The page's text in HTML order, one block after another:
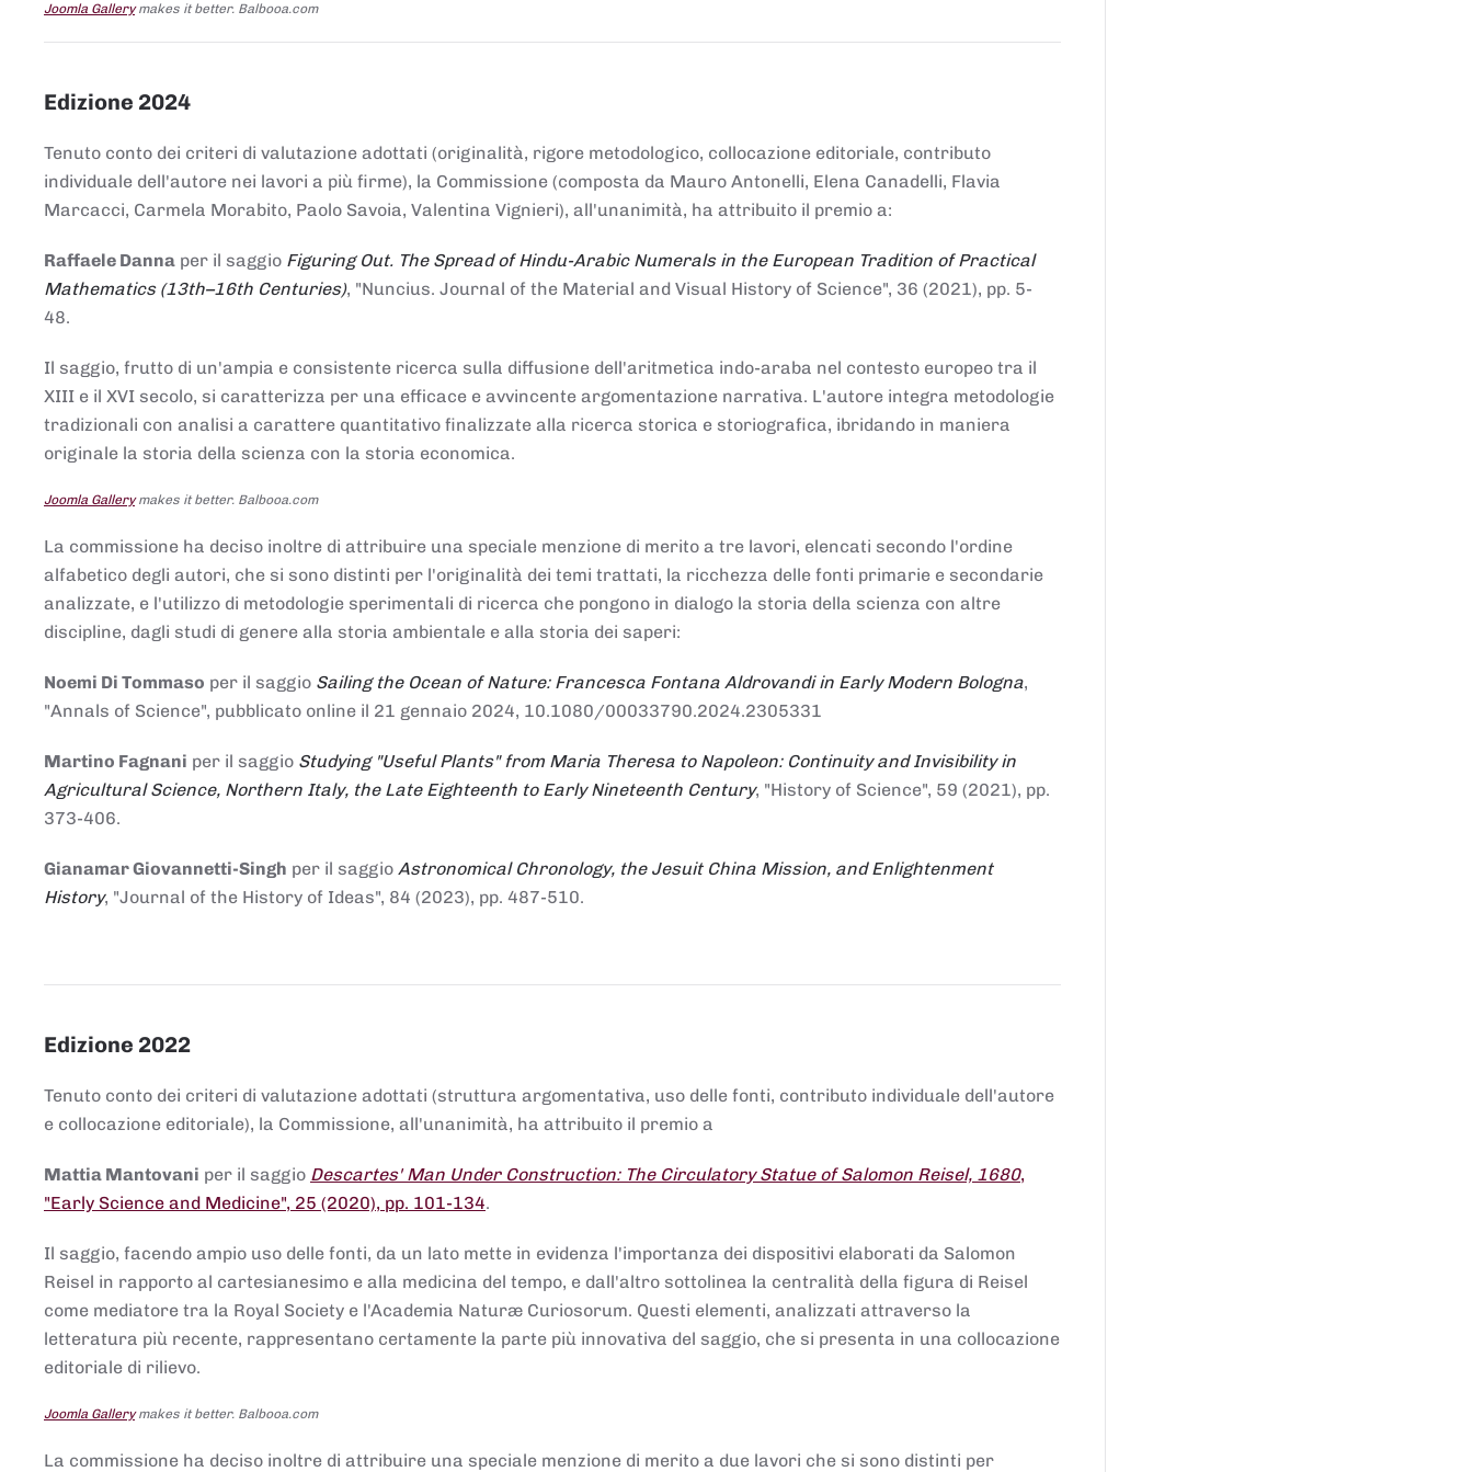
Joomla Gallerymakes it better. Balbooa.com
Edizione 2024
Tenuto conto dei criteri di valutazione adottati (originalità, rigore metodologico, collocazione editoriale, contributo
individuale dell'autore nei lavori a più firme), la Commissione (composta da Mauro Antonelli, Elena Canadelli, Flavia
Marcacci, Carmela Morabito, Paolo Savoia, Valentina Vignieri), all'unanimità, ha attribuito il premio a:
Raffaele Danna per il saggio Figuring Out. The Spread of Hindu-Arabic Numerals in the European Tradition of Practical
Mathematics (13th–16th Centuries), "Nuncius. Journal of the Material and Visual History of Science", 36 (2021), pp. 5-
48.
Il saggio, frutto di un'ampia e consistente ricerca sulla diffusione dell'aritmetica indo-araba nel contesto europeo tra il
XIII e il XVI secolo, si caratterizza per una efficace e avvincente argomentazione narrativa. L'autore integra metodologie
tradizionali con analisi a carattere quantitativo finalizzate alla ricerca storica e storiografica, ibridando in maniera
originale la storia della scienza con la storia economica.
Joomla Gallerymakes it better. Balbooa.com
La commissione ha deciso inoltre di attribuire una speciale menzione di merito a tre lavori, elencati secondo l'ordine
alfabetico degli autori, che si sono distinti per l'originalità dei temi trattati, la ricchezza delle fonti primarie e secondarie
analizzate, e l'utilizzo di metodologie sperimentali di ricerca che pongono in dialogo la storia della scienza con altre
discipline, dagli studi di genere alla storia ambientale e alla storia dei saperi:
Noemi Di Tommaso per il saggio Sailing the Ocean of Nature: Francesca Fontana Aldrovandi in Early Modern Bologna,
"Annals of Science", pubblicato online il 21 gennaio 2024, 10.1080/00033790.2024.2305331
Martino Fagnani per il saggio Studying "Useful Plants" from Maria Theresa to Napoleon: Continuity and Invisibility in
Agricultural Science, Northern Italy, the Late Eighteenth to Early Nineteenth Century, "History of Science", 59 (2021), pp.
373-406.
Gianamar Giovannetti-Singh per il saggio Astronomical Chronology, the Jesuit China Mission, and Enlightenment
History, "Journal of the History of Ideas", 84 (2023), pp. 487-510.
Edizione 2022
Tenuto conto dei criteri di valutazione adottati (struttura argomentativa, uso delle fonti, contributo individuale dell'autore
e collocazione editoriale), la Commissione, all'unanimità, ha attribuito il premio a
Mattia Mantovani per il saggio Descartes' Man Under Construction: The Circulatory Statue of Salomon Reisel, 1680,
"Early Science and Medicine", 25 (2020), pp. 101-134.
Il saggio, facendo ampio uso delle fonti, da un lato mette in evidenza l'importanza dei dispositivi elaborati da Salomon
Reisel in rapporto al cartesianesimo e alla medicina del tempo, e dall'altro sottolinea la centralità della figura di Reisel
come mediatore tra la Royal Society e l'Academia Naturæ Curiosorum. Questi elementi, analizzati attraverso la
letteratura più recente, rappresentano certamente la parte più innovativa del saggio, che si presenta in una collocazione
editoriale di rilievo.
Joomla Gallerymakes it better. Balbooa.com
La commissione ha deciso inoltre di attribuire una speciale menzione di merito a due lavori che si sono distinti per